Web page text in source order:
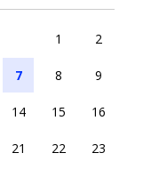
1 2
7 8 9
14 15 16
21 22 23